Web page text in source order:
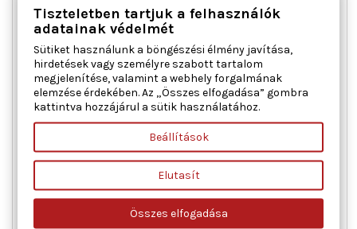
FEBI BILSTEIN 104935 JAVÍTÓKÉSZLET, AUTOMATIKUS
UTÁNÁLLÍTÁS HÁTSÓTENGELY BMW BMW (BRILLIANCE)
Beépítési oldal : hátsótengely, Szervizinformáció figyelembe
veendő : , Tömeg [kg] : 1,88
9 135 Ft
Kosárba Bővebben
Tiszteletben tartjuk a felhasználók
adatainak védelmét
Sütiket használunk a böngészési élmény javítása,
hirdetések vagy személyre szabott tartalom
megjelenítése, valamint a webhely forgalmának
elemzése érdekében. Az „Összes elfogadása” gombra
kattintva hozzájárul a sütik használatához.
Beállítások
Elutasít
Összes elfogadása